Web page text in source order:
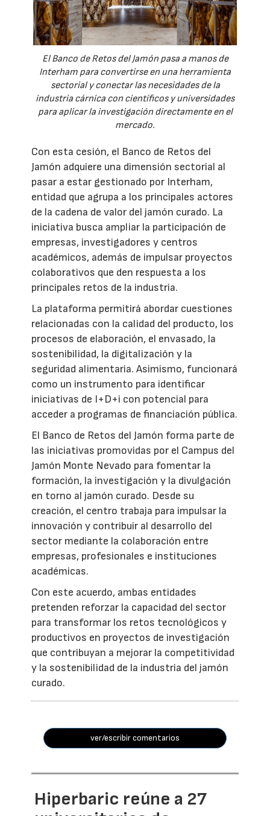
El Banco de Retos del Jamón pasa a manos de
Interham para convertirse en una herramienta
sectorial y conectar las necesidades de la
industria cárnica con científicos y universidades
para aplicar la investigación directamente en el
mercado.
Con esta cesión, el Banco de Retos del
Jamón adquiere una dimensión sectorial al
pasar a estar gestionado por Interham,
entidad que agrupa a los principales actores
de la cadena de valor del jamón curado. La
iniciativa busca ampliar la participación de
empresas, investigadores y centros
académicos, además de impulsar proyectos
colaborativos que den respuesta a los
principales retos de la industria.
La plataforma permitirá abordar cuestiones
relacionadas con la calidad del producto, los
procesos de elaboración, el envasado, la
sostenibilidad, la digitalización y la
seguridad alimentaria. Asimismo, funcionará
como un instrumento para identificar
iniciativas de I+D+i con potencial para
acceder a programas de financiación pública.
El Banco de Retos del Jamón forma parte de
las iniciativas promovidas por el Campus del
Jamón Monte Nevado para fomentar la
formación, la investigación y la divulgación
en torno al jamón curado. Desde su
creación, el centro trabaja para impulsar la
innovación y contribuir al desarrollo del
sector mediante la colaboración entre
empresas, profesionales e instituciones
académicas.
Con este acuerdo, ambas entidades
pretenden reforzar la capacidad del sector
para transformar los retos tecnológicos y
productivos en proyectos de investigación
que contribuyan a mejorar la competitividad
y la sostenibilidad de la industria del jamón
curado.
ver/escribir comentarios
Hiperbaric reúne a 27